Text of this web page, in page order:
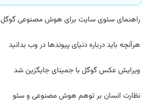
راهنمای سئوی سایت برای هوش مصنوعی گوگل
هرآنچه باید درباره دنیای پیوندها در وب بدانید
ویرایش عکس گوگل با جمینای جایگزین شد
نظارت انسان بر توهم هوش مصنوعی و سئو